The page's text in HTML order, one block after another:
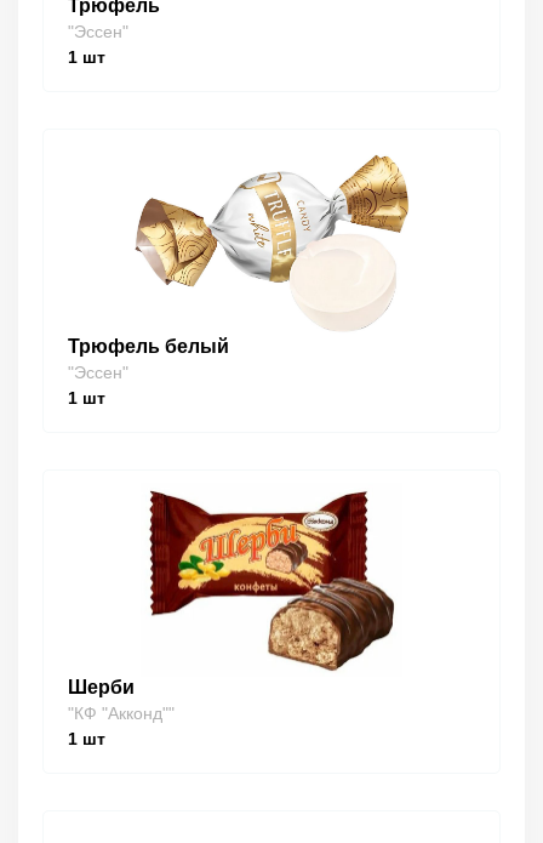
Трюфель
"Эссен"
1 шт
Трюфель белый
"Эссен"
1 шт
Шерби
"КФ "Акконд""
1 шт